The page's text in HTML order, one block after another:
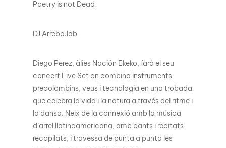
Poetry is not Dead
DJ Arrebo.lab
Diego Perez, àlies Nación Ekeko, farà el seu
concert Live Set on combina instruments
precolombins, veus i tecnologia en una trobada
que celebra la vida i la natura a través del ritme i
la dansa. Neix de la connexió amb la música
d’arrel llatinoamericana, amb cants i recitats
recopilats, i travessa de punta a punta les